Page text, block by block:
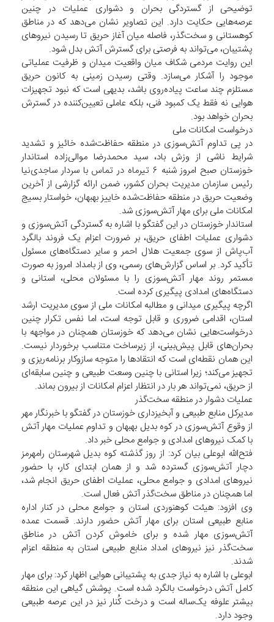
توضیحی از گستردگی بحران و دشواری عملیات در چنین
عرصه‌هایی حکایت دارد. این تصاویر نشان می‌دهد که در مناطق
کوهستانی و سخت‌گذر، فاصله میان آغاز حریق تا رسیدن نیروهای
پشتیبان، می‌تواند به فرصتی برای گسترش آتش بدل شود.
این روایت مردمی شکاف میان واقعیت میدان و ظرفیت عملیاتی
موجود را آشکار می‌سازد. وقتی رسیدن زمینی به کانون حریق
مستلزم چند ساعت پیاده‌روی باشد، بدیهی است که نبود تجهیزات
هوایی نه فقط یک کمبود فنی، بلکه عاملی تعیین‌کننده در گسترش
بحران خواهد بود.
درخواست امکانات ملی
در پی تداوم آتش‌سوزی در منطقه حفاظت‌شده خائیز و تشدید
شرایط ناشی از وزش باد، سید محمدرضا موالی‌زاده استاندار
خوزستان صبح امروز شنبه ۶ تیرماه در تماس با سردار ساجدی‌نیا
رئیس سازمان مدیریت بحران کشور، ضمن ارائه گزارشی از آخرین
وضعیت حریق در منطقه حفاظت‌شده خاییز بهبهان، خواستار بسیج
امکانات ملی برای مهار آتش‌سوزی شد.
استاندار خوزستان در این گفتگو با اشاره به گستردگی آتش‌سوزی و
دشواری عملیات اطفای حریق، بر ضرورت اعزام یک فروند بالگرد
آب‌پاش از سوی جمعیت هلال احمر و سایر دستگاه‌های مسئول
تأکید کرد. بر اساس گزارش‌های رسمی، وی از بامداد امروز به صورت
مستمر روند مهار آتش‌سوزی را با مسئولان محلی، استانی و
دستگاه‌های امدادی پیگیری کرده است.
اگرچه پیگیری میدانی و مطالبه امکانات ملی از سوی مدیریت ارشد
استان، اقدامی ضروری و قابل توجه است، اما نفس تکرار چنین
درخواست‌هایی نشان می‌دهد که خوزستان همچنان در مواجهه با
بحران‌های قابل پیش‌بینی، از زیرساخت متناسب برخوردار نیست.
این همان نقطه‌ای است که انتقادها را متوجه سازوکار برنامه‌ریزی و
تجهیز می‌کند؛ زیرا استانی با چنین وسعت طبیعی و چنین سابقه‌ای
از حریق، نمی‌تواند هر بار در انتظار اعزام امکانات از بیرون بماند.
عملیات دشوار در منطقه سخت‌گذر
مدیرکل منابع طبیعی و آبخیزداری خوزستان در گفتگو با خبرنگار مهر
از وقوع آتش‌سوزی در کوه بدیل بهبهان و تداوم عملیات مهار آتش
با کمک نیروهای امدادی و جوامع محلی خبر داد.
فتح‌الله ابوعلی بیان کرد: از روز گذشته کوه بدیل شهرستان رامهرمز
دچار آتش‌سوزی گسترده شد و از همان ابتدای کار، با حضور
نیروهای امدادی و جوامع محلی، عملیات اطفای حریق انجام شد،
اما همچنان در مناطق سخت‌گذر آتش فعال است.
وی افزود: هیئت کوهنوردی استان و جوامع محلی در کنار اداره
منابع طبیعی استان برای مهار آتش حضور دارند. قسمت عمده
آتش‌سوزی مهار شده و برای خاموش کردن آتش در مناطق
سخت‌گذر نیز نیروهای امداد منابع طبیعی استان به منطقه اعزام
شدند.
ابوعلی با اشاره به نیاز جدی به پشتیبانی هوایی اظهار کرد: برای مهار
کامل آتش درخواست بالگرد شده است. پوشش گیاهی این منطقه
بیشتر علوفه یک‌ساله است و درخت کُنار نیز در این عرصه طبیعی
وجود دارد.